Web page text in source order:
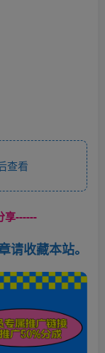
查看
享------
请收藏本站。